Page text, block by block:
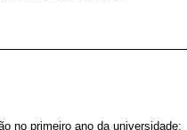
no primeiro ano da universidade: